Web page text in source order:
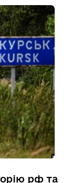
рф та